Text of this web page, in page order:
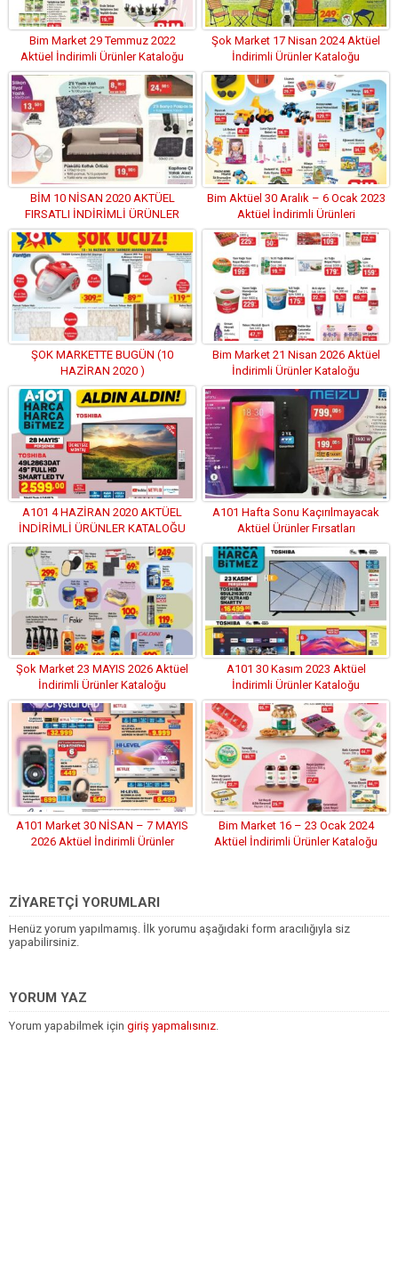
Bim Market 29 Temmuz 2022
Aktüel İndirimli Ürünler Kataloğu
Şok Market 17 Nisan 2024 Aktüel
İndirimli Ürünler Kataloğu
BİM 10 NİSAN 2020 AKTÜEL
FIRSATLI İNDİRİMLİ ÜRÜNLER
KATALOĞU (HD)
Bim Aktüel 30 Aralık – 6 Ocak 2023
Aktüel İndirimli Ürünleri
ŞOK MARKETTE BUGÜN (10
HAZİRAN 2020 )
KAÇIRILMAYACAK AKTÜEL
İNDİRİMLİ ÜRÜNLER KATALOĞU
Bim Market 21 Nisan 2026 Aktüel
İndirimli Ürünler Kataloğu
A101 4 HAZİRAN 2020 AKTÜEL
İNDİRİMLİ ÜRÜNLER KATALOĞU
A101 Hafta Sonu Kaçırılmayacak
Aktüel Ürünler Fırsatları
Şok Market 23 MAYIS 2026 Aktüel
İndirimli Ürünler Kataloğu
A101 30 Kasım 2023 Aktüel
İndirimli Ürünler Kataloğu
A101 Market 30 NİSAN – 7 MAYIS
2026 Aktüel İndirimli Ürünler
Bim Market 16 – 23 Ocak 2024
Aktüel İndirimli Ürünler Kataloğu
ZİYARETÇİ YORUMLARI
Henüz yorum yapılmamış. İlk yorumu aşağıdaki form aracılığıyla siz
yapabilirsiniz.
YORUM YAZ
Yorum yapabilmek için giriş yapmalısınız.